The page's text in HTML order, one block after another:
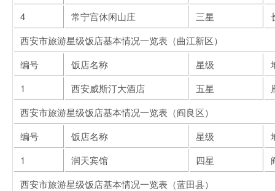
4
常宁宫休闲山庄 三星
西安市旅游星级饭店基本情况一览表（曲江新区）
编号
饭店名称 星级
1
西安威斯汀大酒店 五星
西安市旅游星级饭店基本情况一览表（阎良区）
编号
饭店名称 星级
1
润天宾馆 四星
西安市旅游星级饭店基本情况一览表（蓝田县）